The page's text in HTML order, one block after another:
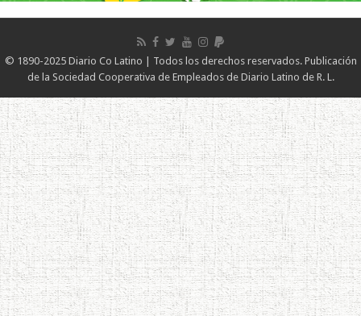
© 1890-2025 Diario Co Latino | Todos los derechos reservados. Publicación
de la Sociedad Cooperativa de Empleados de Diario Latino de R. L.